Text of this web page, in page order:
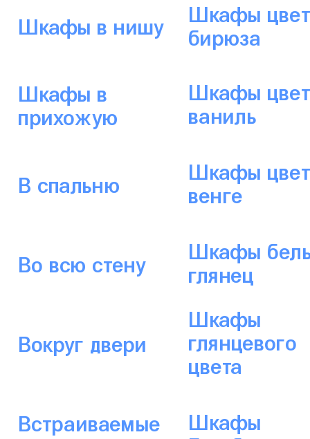
Шкафы в нишу
Шкафы
бирюза
Шкафы в
прихожую
Шкафы
ваниль
В спальню
Шкафы
венге
Во всю стену
Шкафы
глянец
Вокруг двери
Шкафы
глянцевого
цвета
Встраиваемые
Шкафы